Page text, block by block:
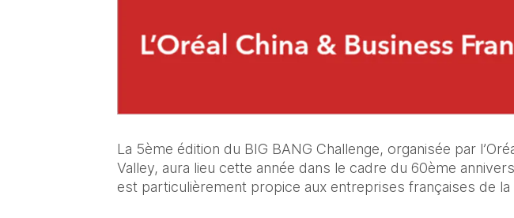
La 5ème édition du BIG BANG Challenge, organisée par
Valley, aura lieu cette année dans le cadre du 60ème
est particulièrement propice aux entreprises françaises de